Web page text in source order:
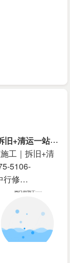
南
京雨中行】专业拆除团队｜持证施工｜拆旧+清运一站式｜低价透明！
工｜拆旧+清
5106-
行修…